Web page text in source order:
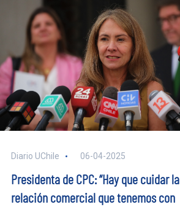
Diario UChile 06-04-2025
Presidenta de CPC: “Hay que cuidar la
relación comercial que tenemos con